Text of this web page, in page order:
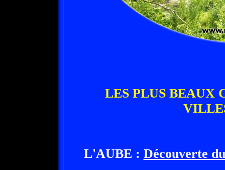
LES PLUS BEAUX
L'AUBE : Découverte